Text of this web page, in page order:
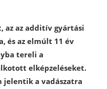
az az additív gyártási
és az elmúlt 11 év
tereli a
elképzeléseket.
jelentik a vadászatra